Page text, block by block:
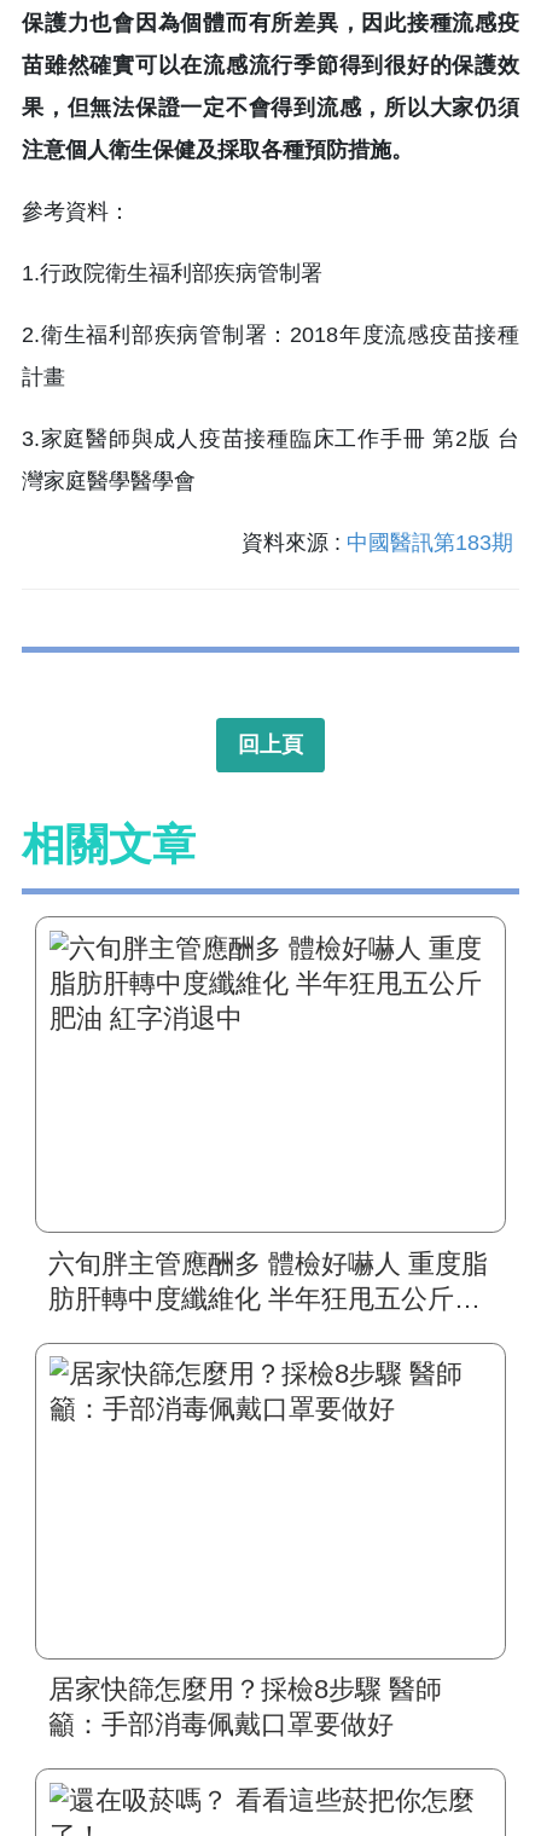
保護力也會因為個體而有所差異，因此接種流感疫
苗雖然確實可以在流感流行季節得到很好的保護效
果，但無法保證一定不會得到流感，所以大家仍須
注意個人衛生保健及採取各種預防措施。
參考資料：
1.行政院衛生福利部疾病管制署
2.衛生福利部疾病管制署：2018年度流感疫苗接種
計畫
3.家庭醫師與成人疫苗接種臨床工作手冊 第2版 台
灣家庭醫學醫學會
資料來源 : 中國醫訊第183期
回上頁
相關文章
六旬胖主管應酬多 體檢好嚇人 重度脂
肪肝轉中度纖維化 半年狂甩五公斤肥
居家快篩怎麼用？採檢8步驟 醫師
籲：手部消毒佩戴口罩要做好